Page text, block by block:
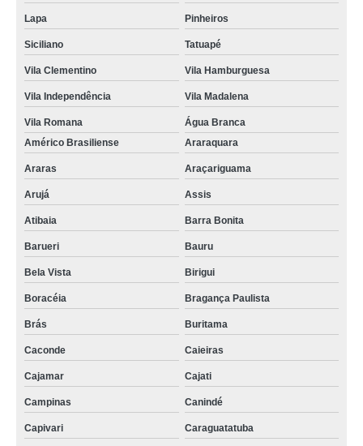
Lapa Pinheiros
Siciliano Tatuapé
Vila Clementino Vila Hamburguesa
Vila Independência Vila Madalena
Vila Romana
Água Branca
Américo Brasiliense
Araraquara
Araras Araçariguama
Arujá Assis
Atibaia Barra Bonita
Barueri Bauru
Bela Vista Birigui
Boracéia Bragança Paulista
Brás Buritama
Caconde Caieiras
Cajamar Cajati
Campinas Canindé
Capivari Caraguatatuba